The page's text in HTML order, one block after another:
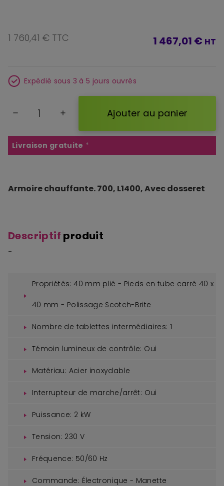
Armoire chauffante. 700, L1400, Avec dosseret
Livraison gratuite *
1 760,41 € TTC 1 467,01 € HT
Expédié sous 3 à 5 jours ouvrés
remove add Ajouter au panier
Descriptif produit
-
Propriétés: 40 mm plié - Pieds en tube carré 40 x
40 mm - Polissage Scotch-Brite
Nombre de tablettes intermédiaires: 1
Témoin lumineux de contrôle: Oui
Matériau: Acier inoxydable
Interrupteur de marche/arrêt: Oui
Puissance: 2 kW
Tension: 230 V
Fréquence: 50/60 Hz
Commande: Électronique - Manette